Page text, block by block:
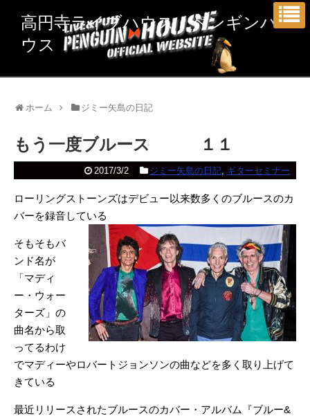
高円寺ライブハウス ペンギンハ
ウス
ホーム ジミー矢島の日記
もう一度ブルース １１
2017/3/2 ジミー矢島の日記, ギターセミナー
ローリングストーンズはデビュー以来数多くのブルースのカ
バーを録音している
そもそもバ
ンド名が
「マディ
ー・ウォー
ターズ」の
曲名から取
ってるわけ
でマディーやロバートジョンソンの曲などを多く取り上げて
きている
最近リリースされたブルースのカバー・アルバム『ブルー&